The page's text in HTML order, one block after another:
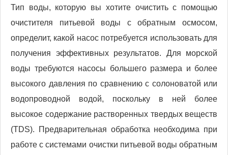
Тип воды, которую вы хотите очистить с помощью
очистителя питьевой воды с обратным осмосом,
определит, какой насос потребуется использовать для
получения эффективных результатов. Для морской
воды требуются насосы большего размера и более
высокого давления по сравнению с солоноватой или
водопроводной водой, поскольку в ней более
высокое содержание растворенных твердых веществ
(TDS). Предварительная обработка необходима при
работе с системами очистки питьевой воды обратным